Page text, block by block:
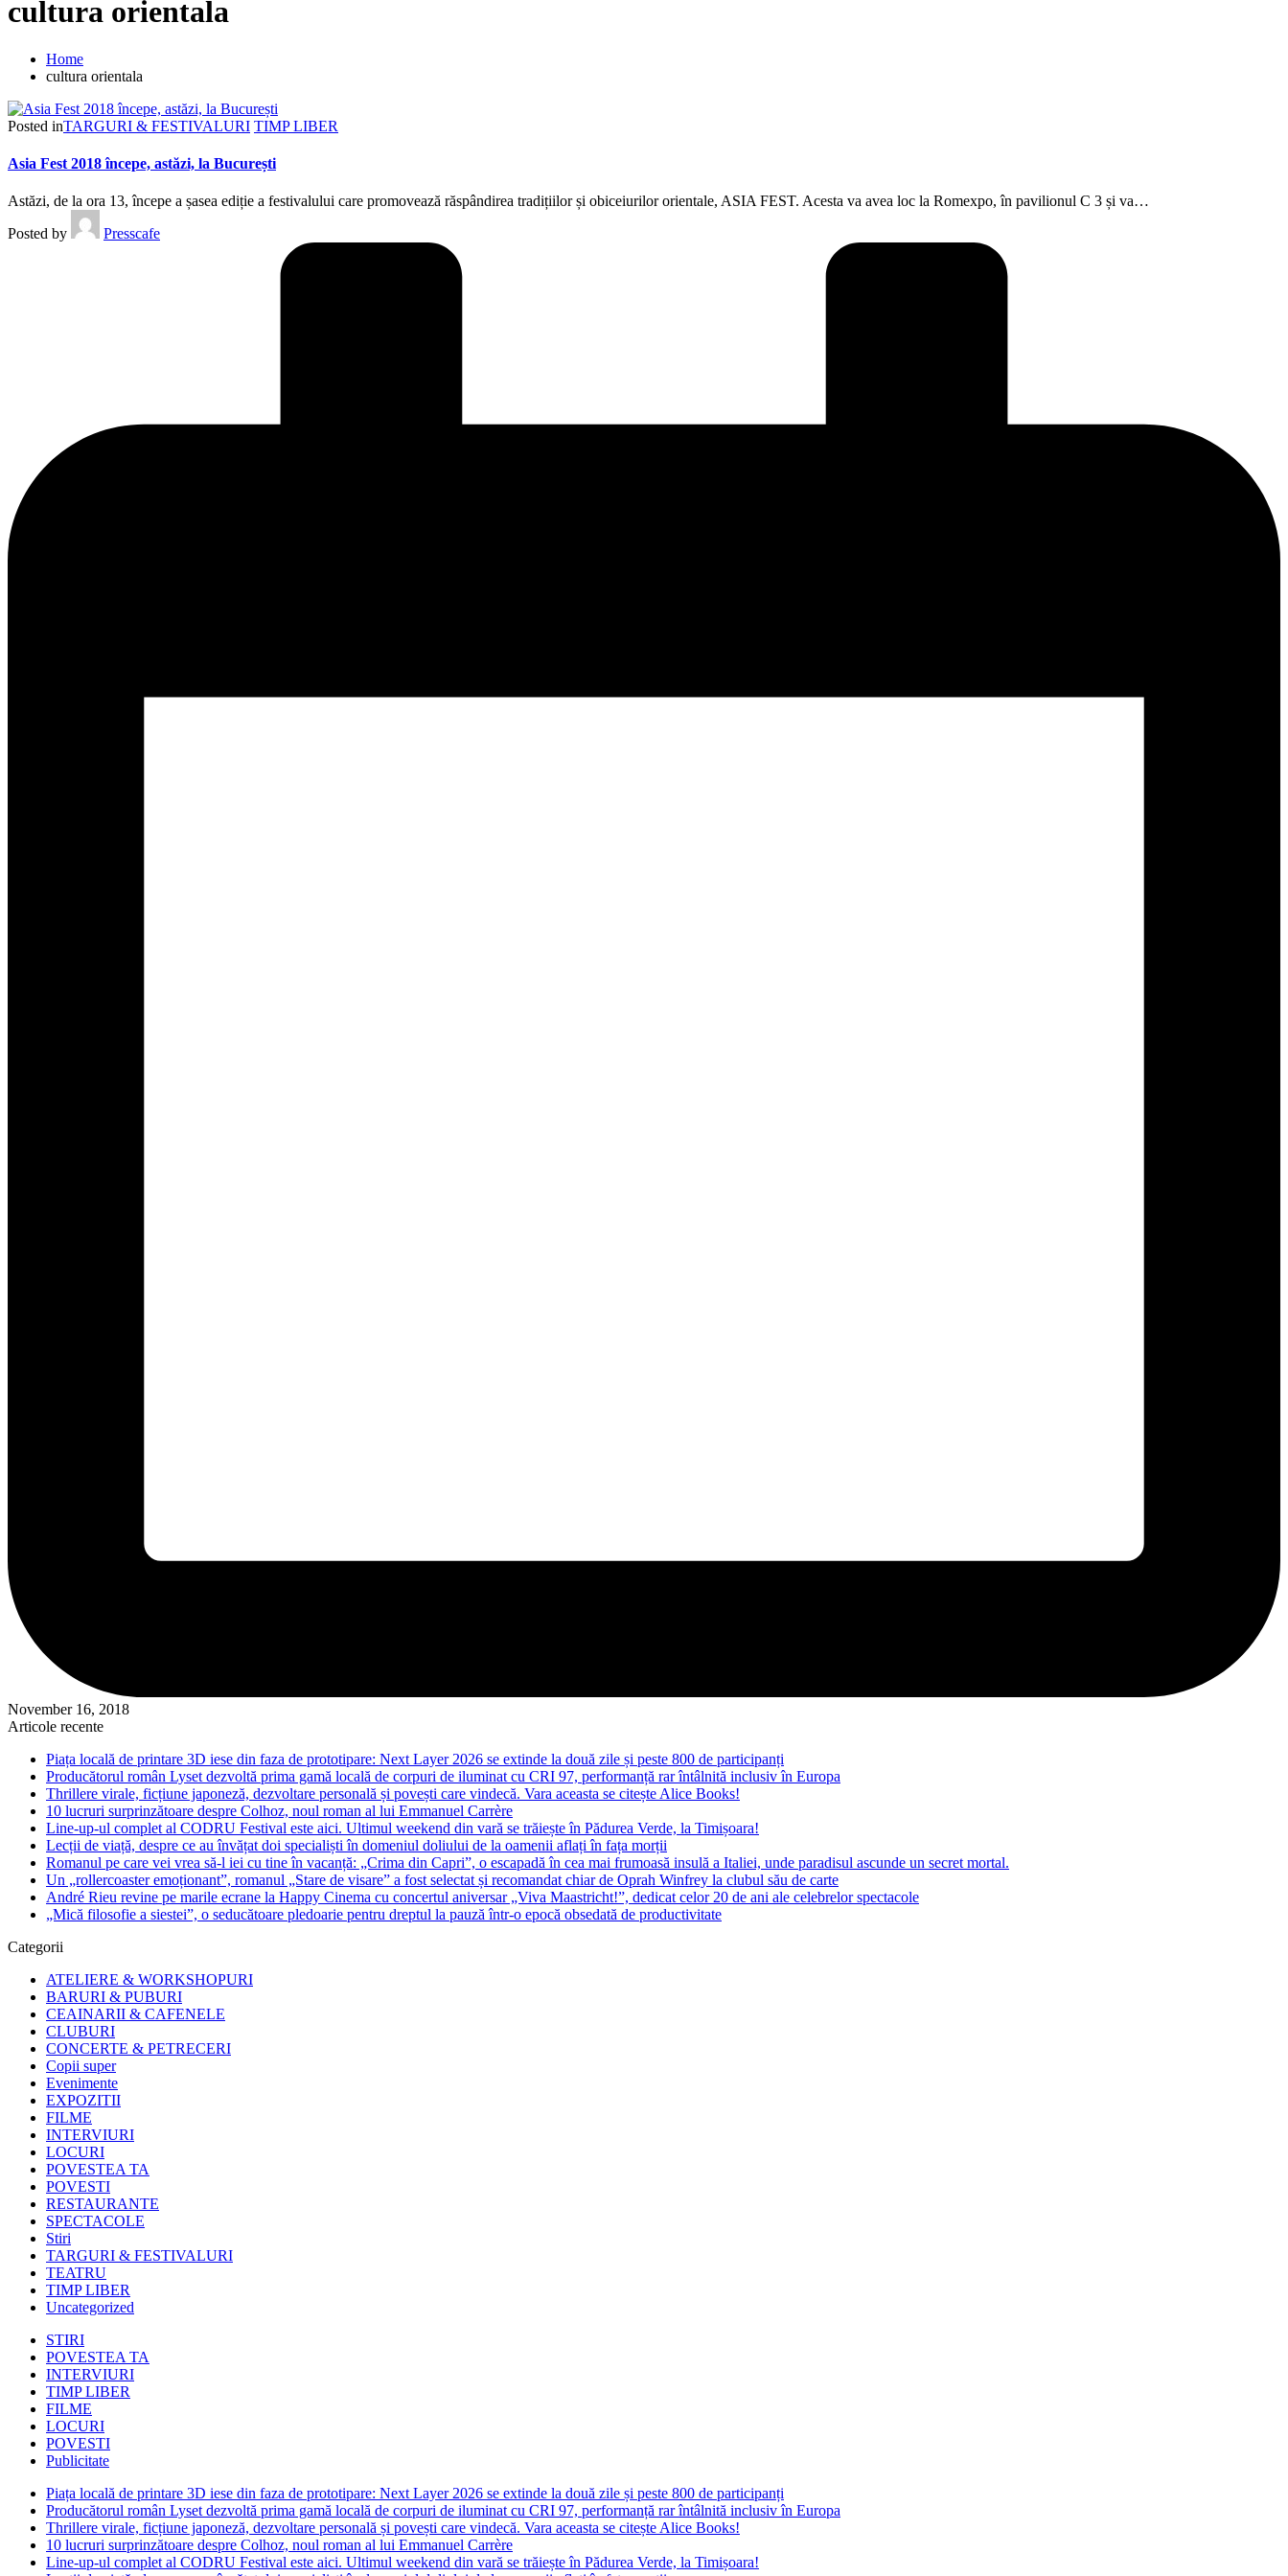
cultura orientala
Home
cultura orientala
Posted inTARGURI & FESTIVALURI TIMP LIBER
Asia Fest 2018 începe, astăzi, la București
Astăzi, de la ora 13, începe a șasea ediție a festivalului care promovează răspândirea tradițiilor și obiceiurilor orientale, ASIA FEST. Acesta va avea loc la Romexpo, în pavilionul C 3 și va…
Posted by
Presscafe
November 16, 2018
Articole recente
Piața locală de printare 3D iese din faza de prototipare: Next Layer 2026 se extinde la două zile și peste 800 de participanți
Producătorul român Lyset dezvoltă prima gamă locală de corpuri de iluminat cu CRI 97, performanță rar întâlnită inclusiv în Europa
Thrillere virale, ficțiune japoneză, dezvoltare personală și povești care vindecă. Vara aceasta se citește Alice Books!
10 lucruri surprinzătoare despre Colhoz, noul roman al lui Emmanuel Carrère
Line-up-ul complet al CODRU Festival este aici. Ultimul weekend din vară se trăiește în Pădurea Verde, la Timișoara!
Lecții de viață, despre ce au învățat doi specialiști în domeniul doliului de la oamenii aflați în fața morții
Romanul pe care vei vrea să-l iei cu tine în vacanță: „Crima din Capri”, o escapadă în cea mai frumoasă insulă a Italiei, unde paradisul ascunde un secret mortal.
Un „rollercoaster emoționant”, romanul „Stare de visare” a fost selectat și recomandat chiar de Oprah Winfrey la clubul său de carte
André Rieu revine pe marile ecrane la Happy Cinema cu concertul aniversar „Viva Maastricht!”, dedicat celor 20 de ani ale celebrelor spectacole
„Mică filosofie a siestei”, o seducătoare pledoarie pentru dreptul la pauză într-o epocă obsedată de productivitate
Categorii
ATELIERE & WORKSHOPURI
BARURI & PUBURI
CEAINARII & CAFENELE
CLUBURI
CONCERTE & PETRECERI
Copii super
Evenimente
EXPOZITII
FILME
INTERVIURI
LOCURI
POVESTEA TA
POVESTI
RESTAURANTE
SPECTACOLE
Stiri
TARGURI & FESTIVALURI
TEATRU
TIMP LIBER
Uncategorized
STIRI
POVESTEA TA
INTERVIURI
TIMP LIBER
FILME
LOCURI
POVESTI
Publicitate
Piața locală de printare 3D iese din faza de prototipare: Next Layer 2026 se extinde la două zile și peste 800 de participanți
Producătorul român Lyset dezvoltă prima gamă locală de corpuri de iluminat cu CRI 97, performanță rar întâlnită inclusiv în Europa
Thrillere virale, ficțiune japoneză, dezvoltare personală și povești care vindecă. Vara aceasta se citește Alice Books!
10 lucruri surprinzătoare despre Colhoz, noul roman al lui Emmanuel Carrère
Line-up-ul complet al CODRU Festival este aici. Ultimul weekend din vară se trăiește în Pădurea Verde, la Timișoara!